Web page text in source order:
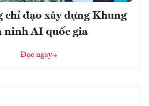
chỉ đạo xây dựng Khung
ninh AI quốc gia
Đọc ngay